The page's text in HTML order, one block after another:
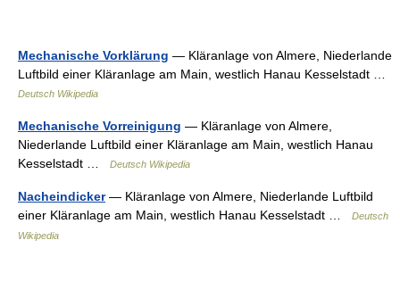
Mechanische Vorklärung — Kläranlage von Almere, Niederlande
Luftbild einer Kläranlage am Main, westlich Hanau Kesselstadt …
Deutsch Wikipedia
Mechanische Vorreinigung — Kläranlage von Almere,
Niederlande Luftbild einer Kläranlage am Main, westlich Hanau
Kesselstadt …
Deutsch Wikipedia
Nacheindicker— Kläranlage von Almere, Niederlande Luftbild
einer Kläranlage am Main, westlich Hanau Kesselstadt …
Deutsch
Wikipedia